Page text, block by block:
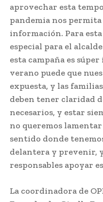
aprovechar esta
pandemia nos
información. Para
especial para el
esta campaña es
verano puede que
expuesta, y las
deben tener claridad
necesarios, y estar
no queremos lamentar
sentido donde
delantera y prevenir,
responsables apoyar
La coordinadora de